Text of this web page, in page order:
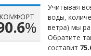
КОМФОРТ
%
Учитывая
воды,
ветра) мы
Обратите
составит